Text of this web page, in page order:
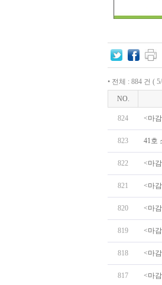
• 전체 : 884 건 (
NO.
824 <마
823 41호
822 <마
821 <마
820 <마
819 <마
818 <마
817 <마